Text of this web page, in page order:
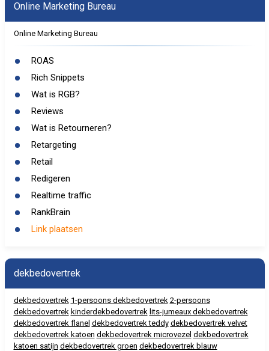
Online Marketing Bureau
Online Marketing Bureau
ROAS
Rich Snippets
Wat is RGB?
Reviews
Wat is Retourneren?
Retargeting
Retail
Redigeren
Realtime traffic
RankBrain
Link plaatsen
dekbedovertrek
dekbedovertrek 1-persoons dekbedovertrek 2-persoons
dekbedovertrek kinderdekbedovertrek lits-jumeaux dekbedovertrek
dekbedovertrek flanel dekbedovertrek teddy dekbedovertrek velvet
dekbedovertrek katoen dekbedovertrek microvezel dekbedovertrek
katoen satijn dekbedovertrek groen dekbedovertrek blauw